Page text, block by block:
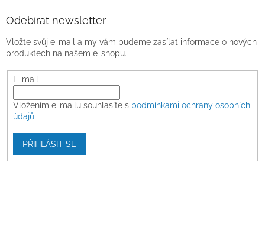
Odebírat newsletter
Vložte svůj e-mail a my vám budeme zasílat informace o nových
produktech na našem e-shopu.
E-mail
Vložením e-mailu souhlasíte s podmínkami ochrany osobních
údajů
PŘIHLÁSIT SE